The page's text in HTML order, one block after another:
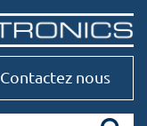
Contactez nous